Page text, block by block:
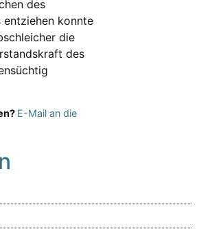
des
entziehen konnte
die
des
E-Mail an die